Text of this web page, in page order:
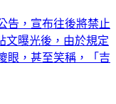
告，宣布往後將禁止
文曝光後，由於規定
眼，甚至笑稱，「吉